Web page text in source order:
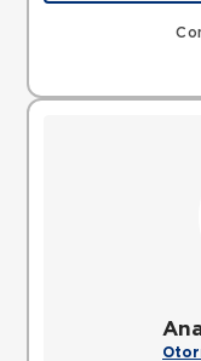
Avenida Alvaro
do Campo, SP,